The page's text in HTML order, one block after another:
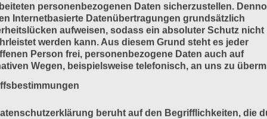
Manchmal
»
« Zurück 1 2 3 4 5 6 7 8 9 10 11 12 13 14
personenbezogenen Daten sicherzustellen.
Internetbasierte Datenübertragungen grundsätzlich
aufweisen, sodass ein absoluter Schutz nicht
werden kann. Aus diesem Grund steht es jeder
Person frei, personenbezogene Daten auch auf
Wegen, beispielsweise telefonisch, an uns zu
beruht auf den Begrifflichkeiten, die